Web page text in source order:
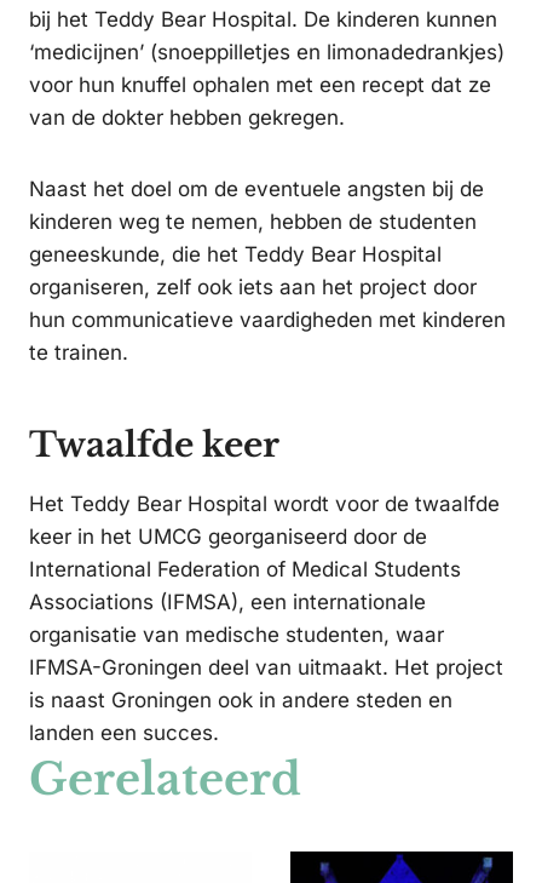
bij het Teddy Bear Hospital. De kinderen kunnen
‘medicijnen’ (snoeppilletjes en limonadedrankjes)
voor hun knuffel ophalen met een recept dat ze
van de dokter hebben gekregen.
Naast het doel om de eventuele angsten bij de
kinderen weg te nemen, hebben de studenten
geneeskunde, die het Teddy Bear Hospital
organiseren, zelf ook iets aan het project door
hun communicatieve vaardigheden met kinderen
te trainen.
Twaalfde keer
Het Teddy Bear Hospital wordt voor de twaalfde
keer in het UMCG georganiseerd door de
International Federation of Medical Students
Associations (IFMSA), een internationale
organisatie van medische studenten, waar
IFMSA-Groningen deel van uitmaakt. Het project
is naast Groningen ook in andere steden en
landen een succes.
Gerelateerd